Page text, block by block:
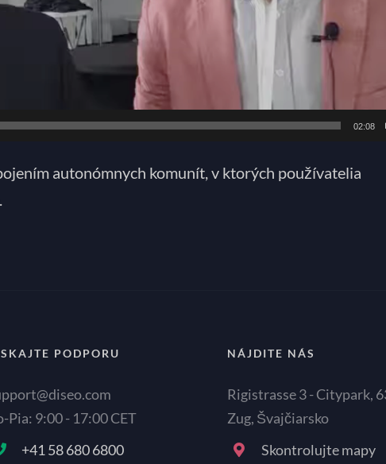
02:08
autonómnych komunít, v ktorých používatelia
PODPORU
Pia: 9:00 - 17:00 CET
+41 58 680 6800
NÁJDITE NÁS
Rigistrasse 3 - Citypark,
Zug, Švajčiarsko
Skontrolujte mapy